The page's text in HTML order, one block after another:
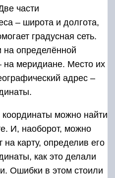
части
– широта и долгота,
градусная сеть.
на определённой
на меридиане. Место их
адрес –
можно найти
И, наоборот, можно
на карту, определив его
как это делали
Ошибки в этом стоили